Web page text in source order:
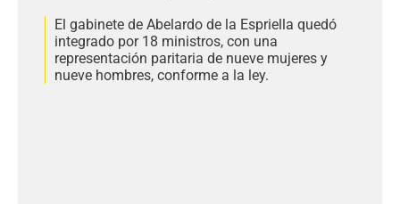
El gabinete de Abelardo de la Espriella quedó
integrado por 18 ministros, con una
representación paritaria de nueve mujeres y
nueve hombres, conforme a la ley.